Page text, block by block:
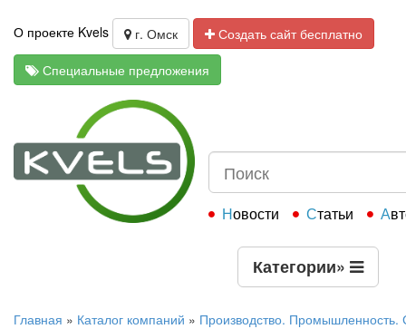
О проекте Kvels г. Омск
Создать сайт бесплатно
Специальные предложения
Новости Статьи
Категории»
Главная » Каталог компаний » Производство. Промышленность.